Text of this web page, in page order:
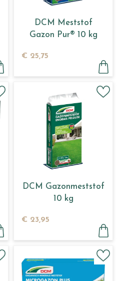
DCM Meststof
Gazon Pur® 10 kg
€ 25,75
DCM Gazonmeststof
10 kg
€ 23,95